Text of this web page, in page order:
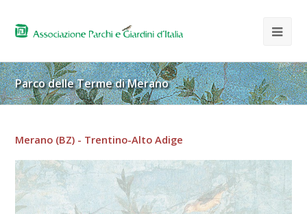
Parco delle Terme di Merano
Merano (BZ) - Trentino-Alto Adige